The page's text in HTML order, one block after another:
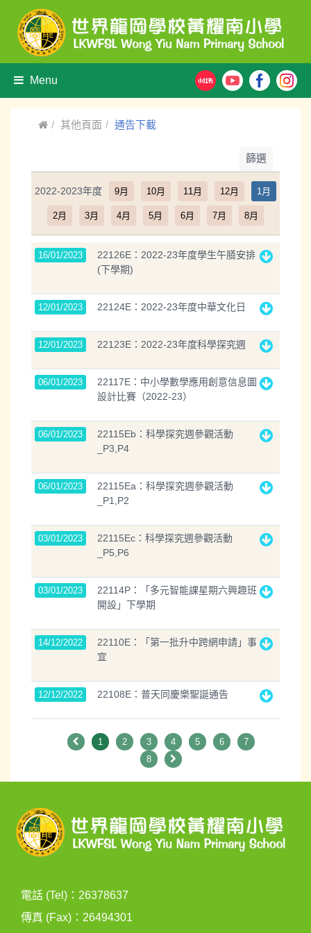
Menu
其他頁面 通告下載
篩選
2022-2023年度 9月 10月 11月 12月 1月
2月 3月 4月 5月 6月 7月 8月
16/01/2023
22126E：2022-23年度學生午膳安排
(下學期)
12/01/2023 22124E：2022-23年度中華文化日
12/01/2023 22123E：2022-23年度科學探究週
06/01/2023
22117E：中小學數學應用創意信息圖
設計比賽（2022-23）
06/01/2023
22115Eb：科學探究週參觀活動
_P3,P4
06/01/2023
22115Ea：科學探究週參觀活動
_P1,P2
03/01/2023
22115Ec：科學探究週參觀活動
_P5,P6
03/01/2023
22114P：「多元智能課星期六興趣班
開設」下學期
14/12/2022
22110E：「第一批升中跨網申請」事
宜
12/12/2022 22108E：普天同慶樂聖誕通告
1 2 3 4 5 6
7
8
電話 (Tel)：26378637
傳真 (Fax)：26494301